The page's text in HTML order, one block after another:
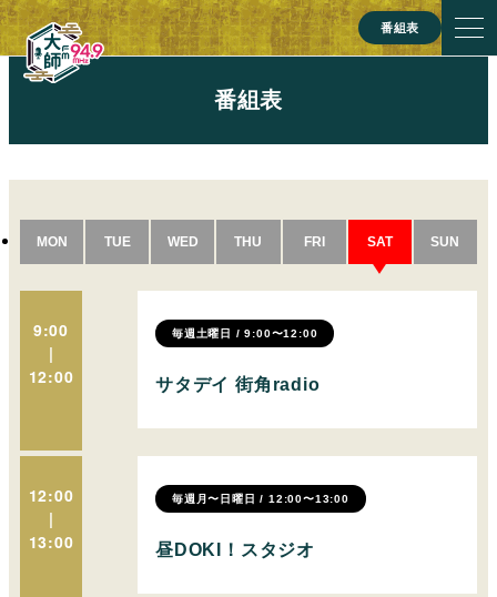
番組表
番組表
MON TUE WED THU FRI SAT SUN
9:00
|
12:00
毎週土曜日 / 9:00〜12:00
サタデイ 街角radio
12:00
|
13:00
毎週月〜日曜日 / 12:00〜13:00
昼DOKI！スタジオ